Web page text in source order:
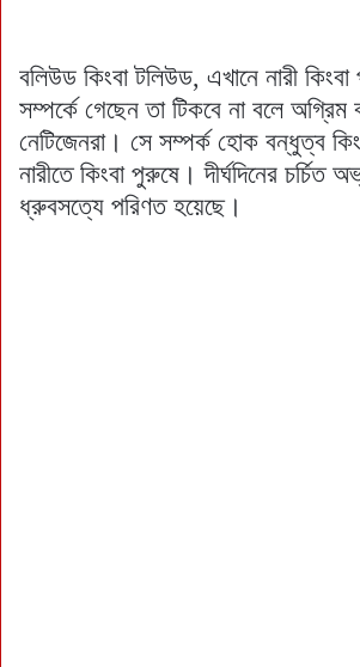
বলিউড কিংবা টলিউড, এখানে নারী
সম্পর্কে গেছেন তা টিকবে না বলে অগ্রিম
নেটিজেনরা। সে সম্পর্ক হোক বন্ধুত্ব
নারীতে কিংবা পুরুষে। দীর্ঘদিনের চর্চিত
ধ্রুবসত্যে পরিণত হয়েছে।